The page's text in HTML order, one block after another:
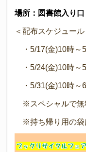
場所：図書館入り
＜配布スケジュール
・5/17(金)10時～
・5/24(金)10時～
・5/31(金)10時
※スペシャルで無
※持ち帰り用の袋